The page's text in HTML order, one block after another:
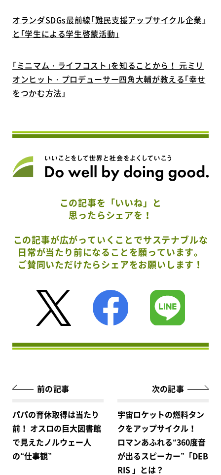
オランダSDGs最前線｢難民支援アップサイクル企業｣
と｢学生による学生啓蒙活動｣
｢ミニマム・ライフコスト｣を知ることから！ 元ミリ
オンヒット・プロデューサー四角大輔が教える｢幸せ
をつかむ方法｣
この記事を「いいね」と
思ったらシェアを！
この記事が広がっていくことでサステナブルな
日常が当たり前になることを願っています。
ご賛同いただけたらシェアをお願いします！
前の記事
パパの育休取得は当たり
前！ オスロの巨大図書館
で見えたノルウェー人
の“仕事観”
次の記事
宇宙ロケットの燃料タン
クをアップサイクル！
ロマンあふれる“360度音
が出るスピーカー”「DEB
RIS 」とは？